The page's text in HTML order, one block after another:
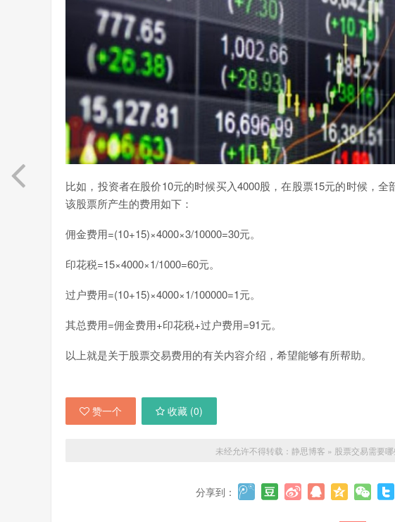
比如，投资者在股价10元的时候买入4000股，在股票15元的时候，
该股票所产生的费用如下：
佣金费用=(10+15)×4000×3/10000=30元。
印花税=15×4000×1/1000=60元。
过户费用=(10+15)×4000×1/100000=1元。
其总费用=佣金费用+印花税+过户费用=91元。
以上就是关于股票交易费用的有关内容介绍，希望能够有所帮助。
赞一个 收藏 (0)
未经允许不得转载： 静思博客 » 股票交易需要
分享到：